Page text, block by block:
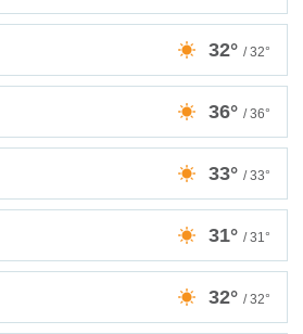
32° / 32°
36° / 36°
33° / 33°
31° / 31°
32° / 32°